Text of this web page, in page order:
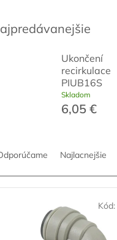
Ukončení
recirkulace
PIUB16S
Skladom
6,05 €
Najlacnejšie
Kód: